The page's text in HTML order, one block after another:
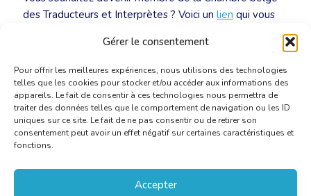
Gérer le consentement
Pour offrir les meilleures expériences, nous utilisons des technologies
telles que les cookies pour stocker et/ou accéder aux informations des
appareils. Le fait de consentir à ces technologies nous permettra de
traiter des données telles que le comportement de navigation ou les ID
uniques sur ce site. Le fait de ne pas consentir ou de retirer son
consentement peut avoir un effet négatif sur certaines caractéristiques et
fonctions.
Accepter
des Traducteurs et Interprètes ? Voici un lien qui vous